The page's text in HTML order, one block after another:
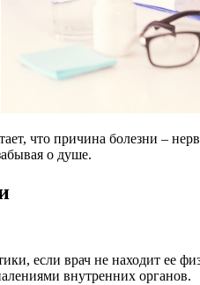
что причина болезни –
о душе.
если врач не находит
внутренних органов.